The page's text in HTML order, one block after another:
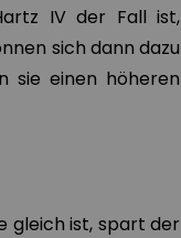
IV der Fall ist,
sich dann dazu
sie einen höheren
gleich ist, spart der